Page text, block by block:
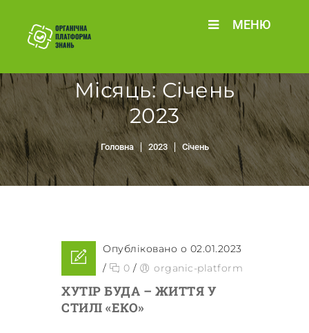
МЕНЮ
Місяць:Січень
2023
Головна 2023 Січень
Опубліковано о 02.01.2023
/
0 / organic-platform
ХУТІР БУДА – ЖИТТЯ У
СТИЛІ «ЕКО»